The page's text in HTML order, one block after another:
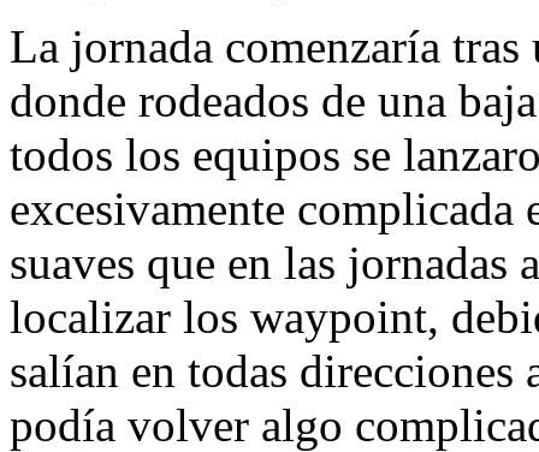
La jornada comenzaría
donde rodeados de una
todos los equipos se
excesivamente complicada
suaves que en las jornadas
localizar los waypoint,
salían en todas direcciones
podía volver algo